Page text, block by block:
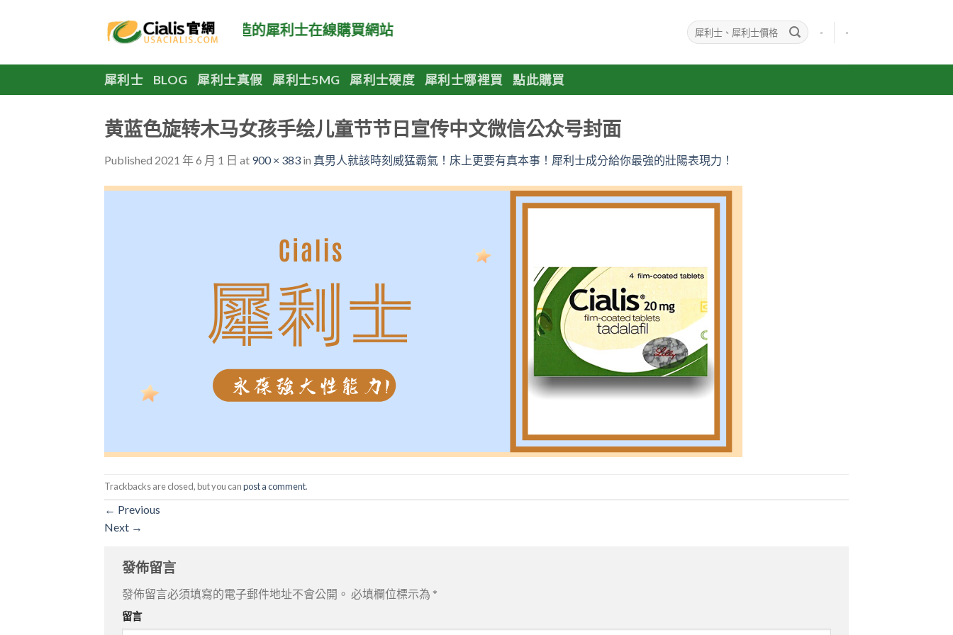
美國犀利士官網，正品美國原廠製造的犀利士在線購買網站 - -
犀利士 BLOG 犀利士真假 犀利士5MG 犀利士硬度 犀利士哪裡買 點此購買
黄蓝色旋转木马女孩手绘儿童节节日宣传中文微信公众号封面
Published 2021 年 6 月 1 日 at 900 × 383 in 真男人就該時刻威猛霸氣！床上更要有真本事！犀利士成分給你最強的壯陽表現力！
Trackbacks are closed, but you canpost a comment.
← Previous
Next →
發佈留言
發佈留言必須填寫的電子郵件地址不會公開。 必填欄位標示為 *
留言